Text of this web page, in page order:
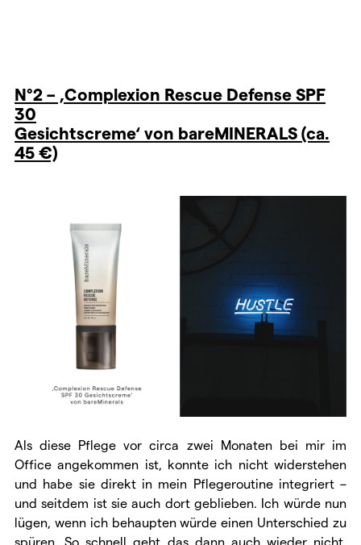
N°2 – ‚Complexion Rescue Defense SPF
30
Gesichtscreme‘ von bareMINERALS (ca.
45 €)
Als diese Pflege vor circa zwei Monaten bei mir im
Office angekommen ist, konnte ich nicht widerstehen
und habe sie direkt in mein Pflegeroutine integriert –
und seitdem ist sie auch dort geblieben. Ich würde nun
lügen, wenn ich behaupten würde einen Unterschied zu
spüren. So schnell geht das dann auch wieder nicht.